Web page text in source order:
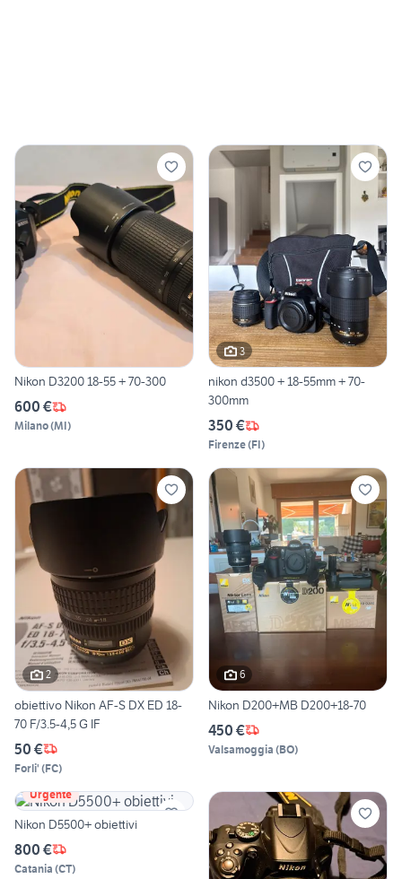
Nikon D3200 18-55 + 70-300
600 €
Milano(MI)
3
nikon d3500 + 18-55mm + 70-
300mm
350 €
Firenze(FI)
2
obiettivo Nikon AF-S DX ED 18-
70 F/3.5-4,5 G IF
50 €
Forli' (FC)
6
Nikon D200+MB D200+18-70
450 €
Valsamoggia (BO)
Urgente
Nikon D5500+ obiettivi
800 €
Catania (CT)